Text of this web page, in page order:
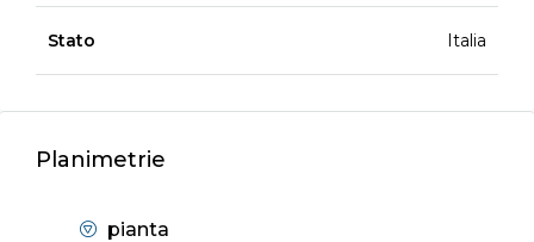
Stato Italia
Planimetrie
pianta